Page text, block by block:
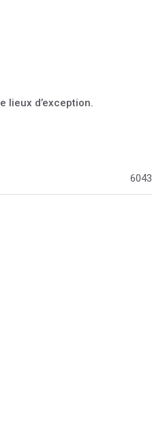
lieux d’exception.
6043